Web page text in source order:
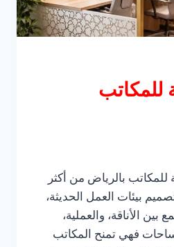
للمكاتب
بالرياض من أكثر
بيئات العمل الحديثة،
الأناقة، والعملية،
فهي تمنح المكاتب